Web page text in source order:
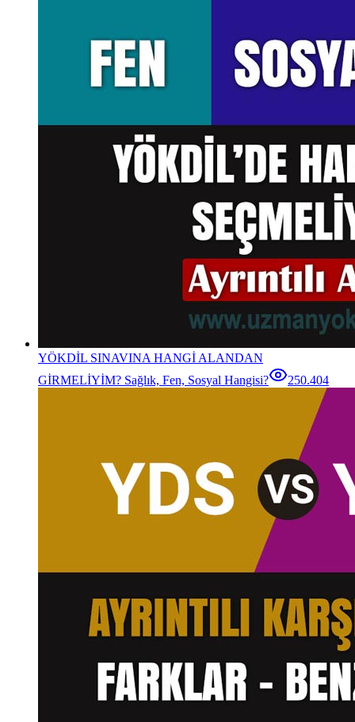
YÖKDİL SINAVINA HANGİ ALANDAN
GİRMELİYİM? Sağlık, Fen, Sosyal Hangisi?
250.404